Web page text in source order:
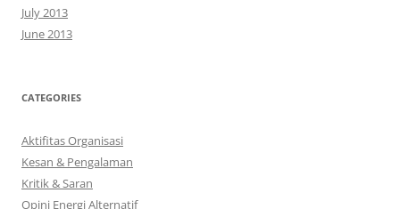
July 2013
June 2013
CATEGORIES
Aktifitas Organisasi
Kesan & Pengalaman
Kritik & Saran
Opini Energi Alternatif